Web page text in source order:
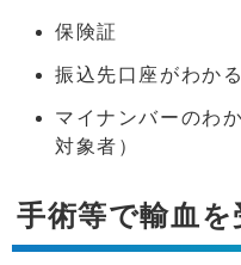
保険証
振込先口座がわか
マイナンバーのわ
対象者）
手術等で輸血